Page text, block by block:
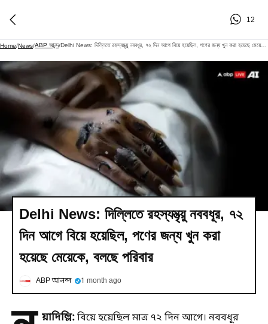
12
Home/News/ABP আনন্দ/ Delhi News: দিল্লিতে রহস্যমৃত্য়ু নববধূর, ৭২ দিন আগে বিয়ে হয়েছিল, পণের জন্য খুন করা হয়েছে মেয়েকে, বলছে পরিবার
Delhi News: দিল্লিতে রহস্যমৃত্য়ু নববধূর, ৭২
দিন আগে বিয়ে হয়েছিল, পণের জন্য খুন করা
হয়েছে মেয়েকে, বলছে পরিবার
ABP আনন্দ 1 month ago
য়াদিল্লি:বিয়ে হয়েছিল মাত্র ৭২ দিন আগে। নববধূর